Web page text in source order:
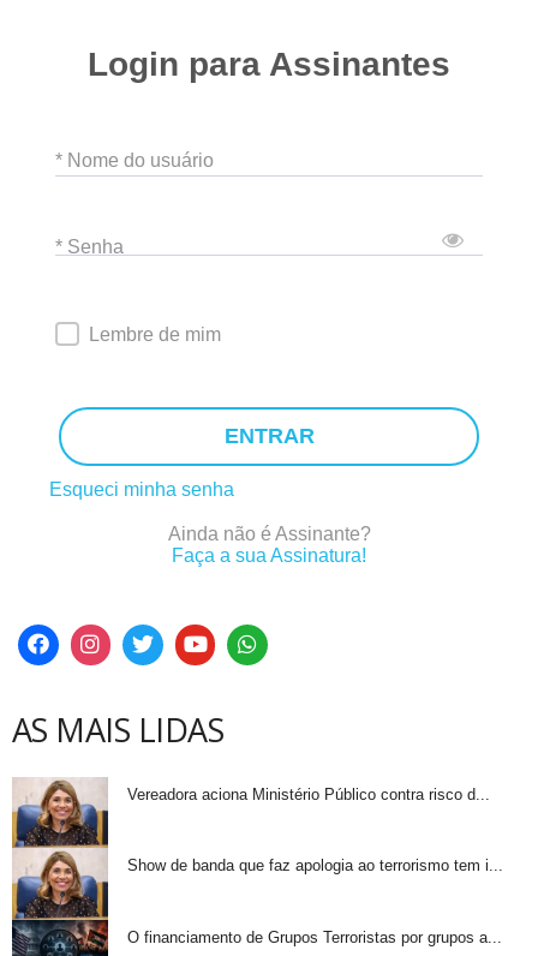
Login para Assinantes
* Nome do usuário
* Senha
Lembre de mim
ENTRAR
Esqueci minha senha
Ainda não é Assinante?
Faça a sua Assinatura!
AS MAIS LIDAS
Vereadora aciona Ministério Público contra risco d...
Show de banda que faz apologia ao terrorismo tem i...
O financiamento de Grupos Terroristas por grupos a...